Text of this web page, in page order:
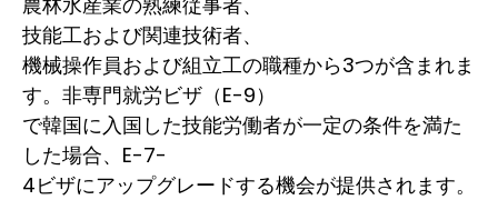
技能工および関連技術者、
機械操作員および組立工の職種から3つが含まれま
す。非専門就労ビザ（E-9）
で韓国に入国した技能労働者が一定の条件を満た
した場合、E-7-
4ビザにアップグレードする機会が提供されます。